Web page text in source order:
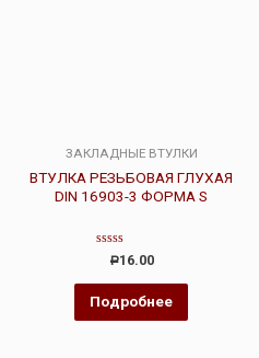
ЗАКЛАДНЫЕ ВТУЛКИ
ВТУЛКА РЕЗЬБОВАЯ ГЛУХАЯ
DIN 16903-3 ФОРМА S
Оценка
из
5
Р16.00
Подробнее